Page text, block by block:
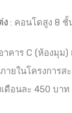
ง : คอนโดสูง 8
คาร C (ห้องมุม)
ายในโครงการ
เดือนละ 450 บาท